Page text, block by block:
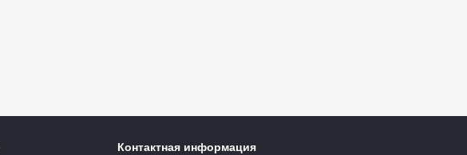
Контактная информация